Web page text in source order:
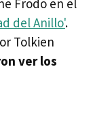
Frodo en el
del Anillo'.
Tolkien
ver los